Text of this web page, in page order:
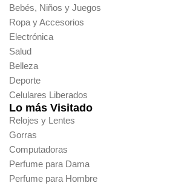
Bebés, Niños y Juegos
Ropa y Accesorios
Electrónica
Salud
Belleza
Deporte
Celulares Liberados
Lo más Visitado
Relojes y Lentes
Gorras
Computadoras
Perfume para Dama
Perfume para Hombre